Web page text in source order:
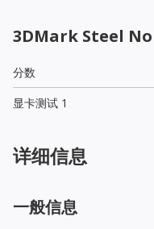
3DMark Steel
分数
显卡测试 1
详细信息
一般信息